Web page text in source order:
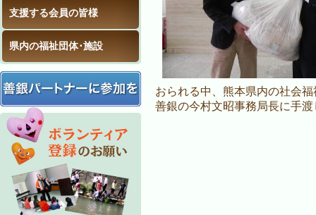
おられる中、熊本県内の社会
善銀の今村文昭事務局長に手
支援する会員の皆様
県内の福祉団体･施設